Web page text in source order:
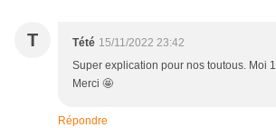
T Tété 15/11/2022 23:42
Super explication pour nos toutous. Moi
Merci 🤩
Répondre